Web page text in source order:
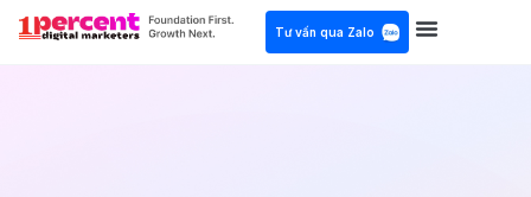
Tư vấn qua Zalo